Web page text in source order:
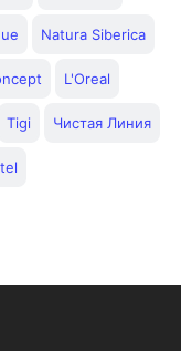
Natura Siberica
L'Oreal
Tigi Чистая Линия